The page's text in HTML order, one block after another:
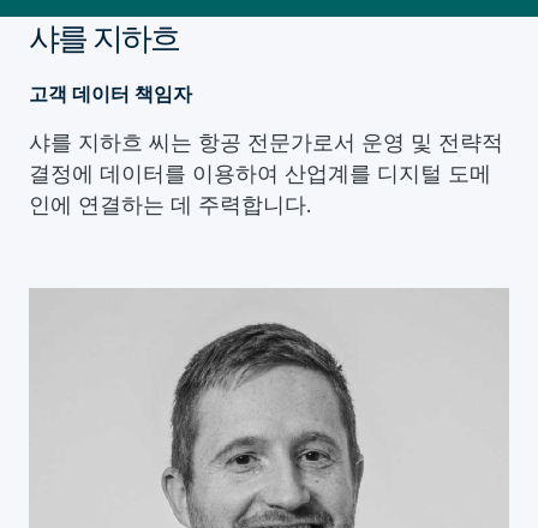
샤를 지하흐
고객 데이터 책임자
샤를 지하흐 씨는 항공 전문가로서 운영 및 전략적
결정에 데이터를 이용하여 산업계를 디지털 도메
인에 연결하는 데 주력합니다.